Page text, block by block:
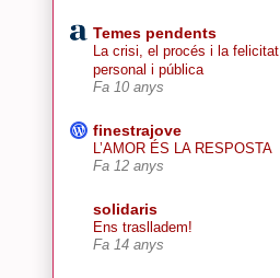
Temes pendents
La crisi, el procés i la felicitat
personal i pública
Fa 10 anys
finestrajove
L’AMOR ÉS LA RESPOSTA
Fa 12 anys
solidaris
Ens traslladem!
Fa 14 anys